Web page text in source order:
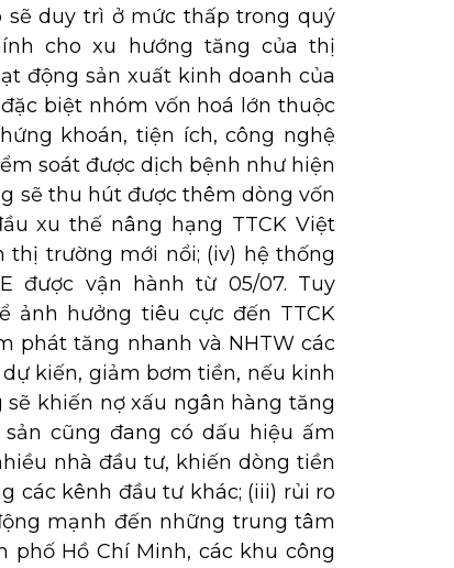
sẽ duy trì ở mức thấp trong quý
cho xu hướng tăng của thị
động sản xuất kinh doanh của
biệt nhóm vốn hoá lớn thuộc
khoán, tiện ích, công nghệ
soát được dịch bệnh như hiện
sẽ thu hút được thêm dòng vốn
xu thế nâng hạng TTCK Việt
trường mới nổi; (iv) hệ thống
được vận hành từ 05/07. Tuy
ảnh hưởng tiêu cực đến TTCK
phát tăng nhanh và NHTW các
kiến, giảm bơm tiền, nếu kinh
khiến nợ xấu ngân hàng tăng
cũng đang có dấu hiệu ấm
nhà đầu tư, khiến dòng tiền
các kênh đầu tư khác; (iii) rủi ro
mạnh đến những trung tâm
phố Hồ Chí Minh, các khu công